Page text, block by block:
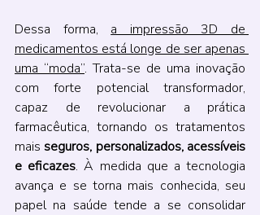
Dessa forma, a impressão 3D de
medicamentos está longe de ser apenas
uma “moda”. Trata-se de uma inovação
com forte potencial transformador,
capaz de revolucionar a prática
farmacêutica, tornando os tratamentos
mais seguros, personalizados, acessíveis
e eficazes. À medida que a tecnologia
avança e se torna mais conhecida, seu
papel na saúde tende a se consolidar